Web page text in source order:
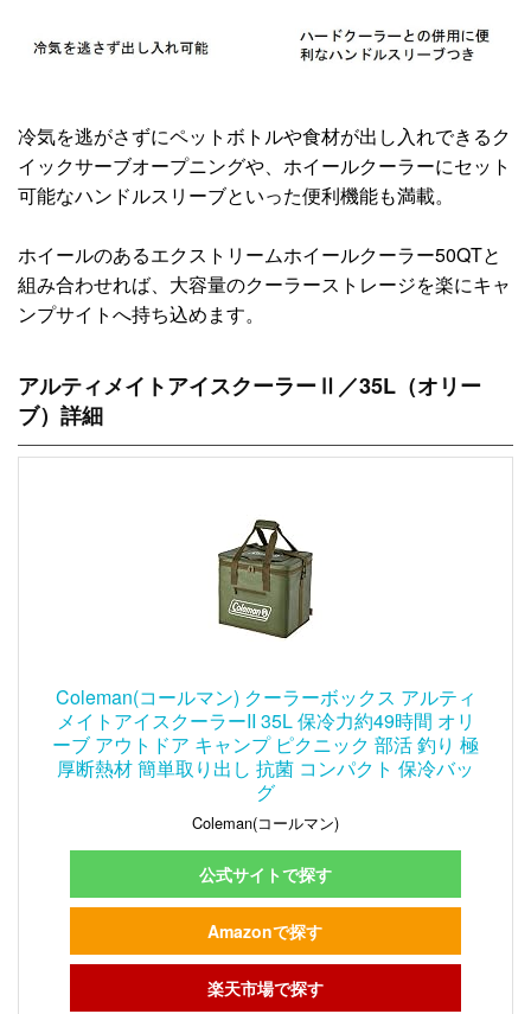
冷気を逃がさずにペットボトルや食材が出し入れできるク
イックサーブオープニングや、ホイールクーラーにセット
可能なハンドルスリーブといった便利機能も満載。
ホイールのあるエクストリームホイールクーラー50QTと
組み合わせれば、大容量のクーラーストレージを楽にキャ
ンプサイトへ持ち込めます。
アルティメイトアイスクーラーⅡ／35L（オリー
ブ）詳細
Coleman(コールマン) クーラーボックス アルティ
メイトアイスクーラーII 35L 保冷力約49時間 オリ
ーブ アウトドア キャンプ ピクニック 部活 釣り 極
厚断熱材 簡単取り出し 抗菌 コンパクト 保冷バッ
グ
Coleman(コールマン)
公式サイトで探す
Amazonで探す
楽天市場で探す